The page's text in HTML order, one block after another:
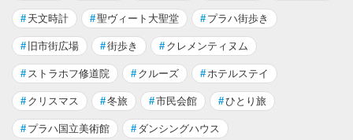
# 天文時計 #聖ヴィート大聖堂 # プラハ街歩き
# 旧市街広場 #街歩き # クレメンティヌム
# ストラホフ修道院 # クルーズ #ホテルステイ
# クリスマス #冬旅 #市民会館 #ひとり旅
# プラハ国立美術館 # ダンシングハウス